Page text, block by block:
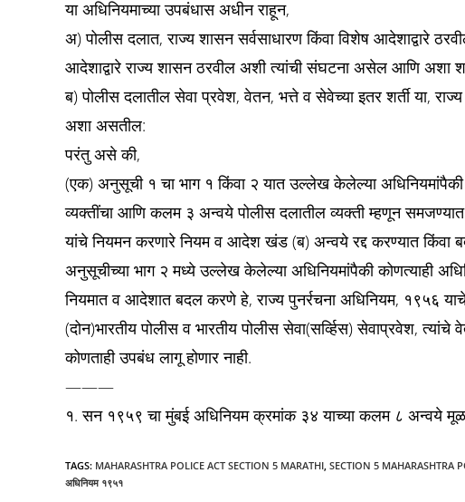
या अधिनियमाच्या उपबंधास अधीन राहून,
अ) पोलीस दलात, राज्य शासन सर्वसाधारण किंवा विशेष आदेशाद्वारे
आदेशाद्वारे राज्य शासन ठरवील अशी त्यांची संघटना असेल आणि अशा
ब) पोलीस दलातील सेवा प्रवेश, वेतन, भत्ते व सेवेच्या इतर शर्ती या,
अशा असतील:
परंतु असे की,
(एक) अनुसूची १ चा भाग १ किंवा २ यात उल्लेख केलेल्या अधिनियमांपैकी
व्यक्तींचा आणि कलम ३ अन्वये पोलीस दलातील व्यक्ती म्हणून समजण्यात
यांचे नियमन करणारे नियम व आदेश खंड (ब) अन्वये रद्द करण्यात किंवा
अनुसूचीच्या भाग २ मध्ये उल्लेख केलेल्या अधिनियमांपैकी कोणत्याही
नियमात व आदेशात बदल करणे हे, राज्य पुनर्रचना अधिनियम, १९५६
(दोन)भारतीय पोलीस व भारतीय पोलीस सेवा(सर्व्हिस) सेवाप्रवेश, त्यांचे
कोणताही उपबंध लागू होणार नाही.
———
१. सन १९५९ चा मुंबई अधिनियम क्रमांक ३४ याच्या कलम ८ अन्वये
TAGS: MAHARASHTRA POLICE ACT SECTION 5 MARATHI, SECTION 5 MAHARASHTRA
अधिनियम १९५१